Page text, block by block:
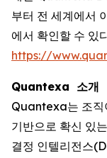
부터 전 세계에서
에서 확인할 수 있
https://
Quantexa 소개
Quantexa는 조
기반으로 확신 있
결정 인텔리전스